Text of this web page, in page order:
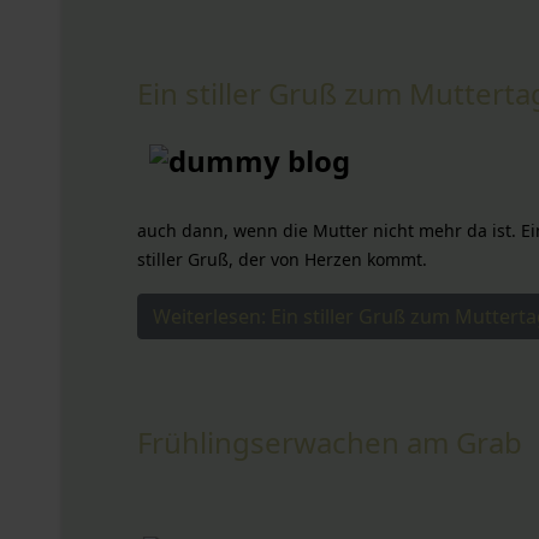
Ein stiller Gruß zum
auch dann, wenn die Mutter nicht mehr da ist.
stiller Gruß, der von Herzen kommt.
Frühlingserwachen am Grab